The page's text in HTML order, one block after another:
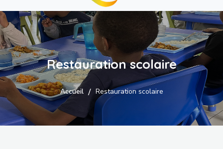
Restauration scolaire
Accueil Restauration scolaire